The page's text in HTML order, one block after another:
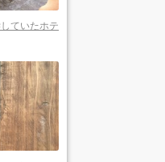
ていたホテ